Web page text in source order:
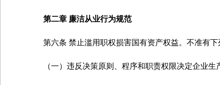
第二章 廉洁从业行为规范
第六条 禁止滥用职权损害国有资产权益。不准有下
（一）违反决策原则、程序和职责权限决定企业生